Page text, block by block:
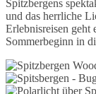
Spitzbergens
und das herrliche
Erlebnisreisen geht
Sommerbeginn in